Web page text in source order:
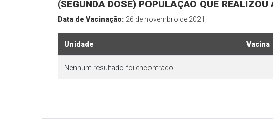
(SEGUNDA DOSE) POPULAÇÃO QUE
Data de Vacinação: 26 de novembro de 2021
Unidade Vacina
Nenhum resultado foi encontrado.